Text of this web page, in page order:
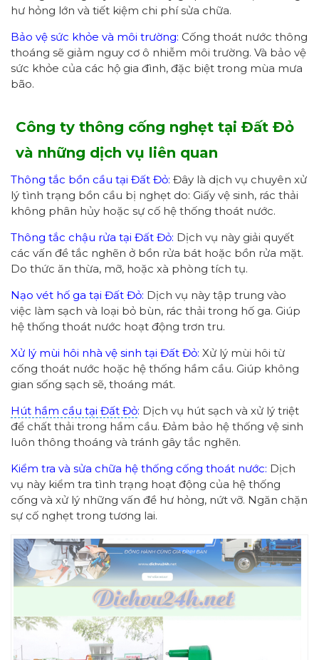
hư hỏng lớn và tiết kiệm chi phí sửa chữa.
Bảo vệ sức khỏe và môi trường: Cống thoát nước thông
thoáng sẽ giảm nguy cơ ô nhiễm môi trường. Và bảo vệ
sức khỏe của các hộ gia đình, đặc biệt trong mùa mưa
bão.
Công ty thông cống nghẹt tại Đất Đỏ
và những dịch vụ liên quan
Thông tắc bồn cầu tại Đất Đỏ: Đây là dịch vụ chuyên xử
lý tình trạng bồn cầu bị nghẹt do: Giấy vệ sinh, rác thải
không phân hủy hoặc sự cố hệ thống thoát nước.
Thông tắc chậu rửa tại Đất Đỏ: Dịch vụ này giải quyết
các vấn đề tắc nghẽn ở bồn rửa bát hoặc bồn rửa mặt.
Do thức ăn thừa, mỡ, hoặc xà phòng tích tụ.
Nạo vét hố ga tại Đất Đỏ: Dịch vụ này tập trung vào
việc làm sạch và loại bỏ bùn, rác thải trong hố ga. Giúp
hệ thống thoát nước hoạt động trơn tru.
Xử lý mùi hôi nhà vệ sinh tại Đất Đỏ: Xử lý mùi hôi từ
cống thoát nước hoặc hệ thống hầm cầu. Giúp không
gian sống sạch sẽ, thoáng mát.
Hút hầm cầu tại Đất Đỏ: Dịch vụ hút sạch và xử lý triệt
để chất thải trong hầm cầu. Đảm bảo hệ thống vệ sinh
luôn thông thoáng và tránh gây tắc nghẽn.
Kiểm tra và sửa chữa hệ thống cống thoát nước: Dịch
vụ này kiểm tra tình trạng hoạt động của hệ thống
cống và xử lý những vấn đề hư hỏng, nứt vỡ. Ngăn chặn
sự cố nghẹt trong tương lai.